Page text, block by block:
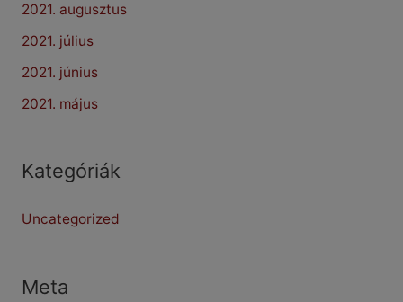
2021. augusztus
2021. július
2021. június
2021. május
Kategóriák
Uncategorized
Meta